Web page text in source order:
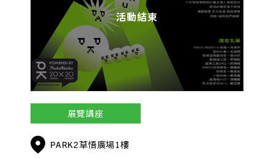
活動結束
展覽講座
PARK2草悟廣場1樓